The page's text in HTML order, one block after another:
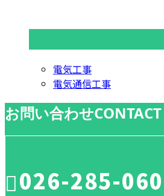
電気工事
電気通信工事
お問い合わせCONTACT
026-285-